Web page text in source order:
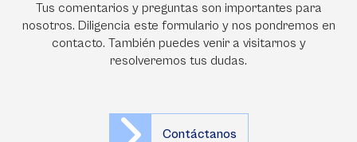
Tus comentarios y preguntas son importantes para
nosotros. Diligencia este formulario y nos pondremos en
contacto. También puedes venir a visitarnos y
resolveremos tus dudas.
Contáctanos